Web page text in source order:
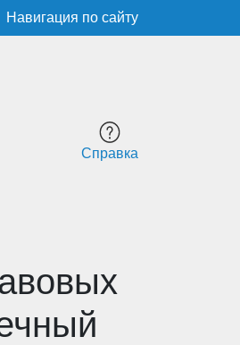
Навигация по сайту
Справка